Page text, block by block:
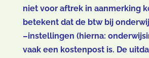
niet voor aftrek in aanmerking
betekent dat de btw bij
–instellingen (hierna:
vaak een kostenpost is. De